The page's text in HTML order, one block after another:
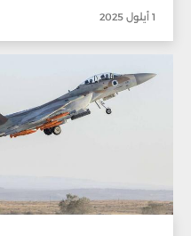
1 أيلول 2025